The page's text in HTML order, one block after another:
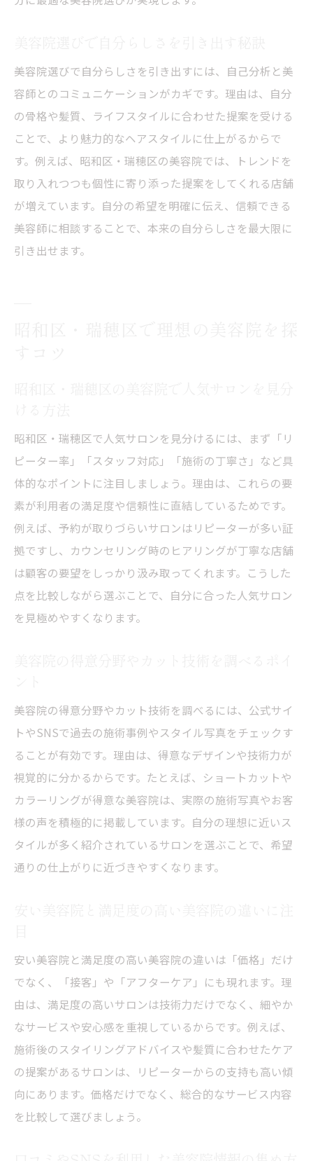
男性もリラックスできる美容院選びのコツ
おまかせオーダーで理想を叶える秘訣とは
美容院でおまかせオーダーを成功させるポ
イント
理想の仕上がりを伝えるカウンセリングの
コツ
おまかせ時に注意したい伝え方の工夫
美容師と信頼関係を築くためのコミュニケ
失敗しないための美容院カウンセリング活
用法
美容師との信頼関係を深めるコミュニケー
ション術
相談しやすい美容院を選ぶための基準とは
美容院選びで自分らしさを引き出すには、自己分析と美
容師とのコミュニケーションがカギです。理由は、自分
の骨格や髪質、ライフスタイルに合わせた提案を受ける
ことで、より魅力的なヘアスタイルに仕上がるからで
す。例えば、昭和区・瑞穂区の美容院では、トレンドを
取り入れつつも個性に寄り添った提案をしてくれる店舗
が増えています。自分の希望を明確に伝え、信頼できる
美容師に相談することで、本来の自分らしさを最大限に
引き出せます。
昭和区・瑞穂区で人気サロンを見分けるには、まず「リ
ピーター率」「スタッフ対応」「施術の丁寧さ」など具
体的なポイントに注目しましょう。理由は、これらの要
素が利用者の満足度や信頼性に直結しているためです。
例えば、予約が取りづらいサロンはリピーターが多い証
拠ですし、カウンセリング時のヒアリングが丁寧な店舗
は顧客の要望をしっかり汲み取ってくれます。こうした
点を比較しながら選ぶことで、自分に合った人気サロン
を見極めやすくなります。
美容院の得意分野やカット技術を調べるには、公式サイ
トやSNSで過去の施術事例やスタイル写真をチェックす
ることが有効です。理由は、得意なデザインや技術力が
視覚的に分かるからです。たとえば、ショートカットや
カラーリングが得意な美容院は、実際の施術写真やお客
様の声を積極的に掲載しています。自分の理想に近いス
タイルが多く紹介されているサロンを選ぶことで、希望
通りの仕上がりに近づきやすくなります。
安い美容院と満足度の高い美容院の違いは「価格」だけ
でなく、「接客」や「アフターケア」にも現れます。理
由は、満足度の高いサロンは技術力だけでなく、細やか
なサービスや安心感を重視しているからです。例えば、
施術後のスタイリングアドバイスや髪質に合わせたケア
の提案があるサロンは、リピーターからの支持も高い傾
向にあります。価格だけでなく、総合的なサービス内容
を比較して選びましょう。